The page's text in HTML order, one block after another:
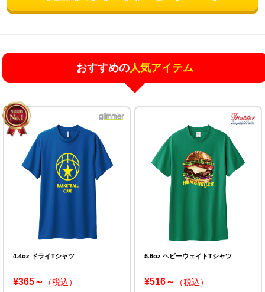
おすすめの人気アイテム
4.4oz ドライTシャツ
¥365～ （税込）
5.6oz ヘビーウェイトTシャツ
¥516～ （税込）